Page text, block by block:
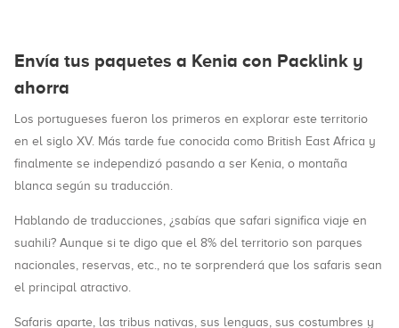
Envía tus paquetes a Kenia con Packlink y
ahorra
Los portugueses fueron los primeros en explorar este territorio
en el siglo XV. Más tarde fue conocida como British East Africa y
finalmente se independizó pasando a ser Kenia, o montaña
blanca según su traducción.
Hablando de traducciones, ¿sabías que safari significa viaje en
suahili? Aunque si te digo que el 8% del territorio son parques
nacionales, reservas, etc., no te sorprenderá que los safaris sean
el principal atractivo.
Safaris aparte, las tribus nativas, sus lenguas, sus costumbres y